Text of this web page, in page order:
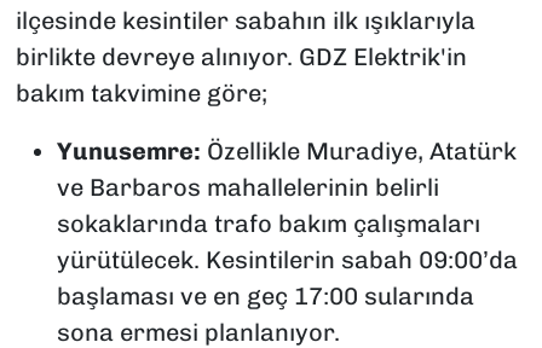
ilçesinde kesintiler sabahın ilk ışıklarıyla
birlikte devreye alınıyor. GDZ Elektrik'in
bakım takvimine göre;
Yunusemre: Özellikle Muradiye, Atatürk
ve Barbaros mahallelerinin belirli
sokaklarında trafo bakım çalışmaları
yürütülecek. Kesintilerin sabah 09:00’da
başlaması ve en geç 17:00 sularında
sona ermesi planlanıyor.